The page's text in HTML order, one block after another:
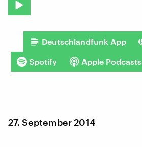
Deutschlandfunk App
Spotify Apple Podcasts
27. September 2014